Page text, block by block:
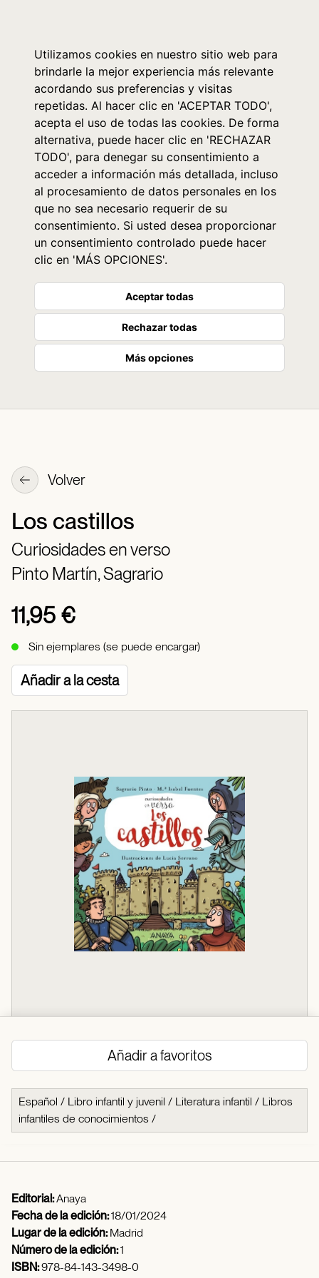
Utilizamos cookies en nuestro sitio web para
brindarle la mejor experiencia más relevante
acordando sus preferencias y visitas
repetidas. Al hacer clic en 'ACEPTAR TODO',
acepta el uso de todas las cookies. De forma
alternativa, puede hacer clic en 'RECHAZAR
TODO', para denegar su consentimiento a
acceder a información más detallada, incluso
al procesamiento de datos personales en los
que no sea necesario requerir de su
consentimiento. Si usted desea proporcionar
un consentimiento controlado puede hacer
clic en 'MÁS OPCIONES'.
Aceptar todas
Rechazar todas
Más opciones
Volver
Los castillos
Curiosidades en verso
Pinto Martín, Sagrario
11,95 €
Sin ejemplares (se puede encargar)
Añadir a la cesta
Añadir a favoritos
Español / Libro infantil y juvenil / Literatura infantil / Libros
infantiles de conocimientos /
Editorial:Anaya
Fecha de la edición:18/01/2024
Lugar de la edición:Madrid
Número de la edición:1
ISBN:978-84-143-3498-0